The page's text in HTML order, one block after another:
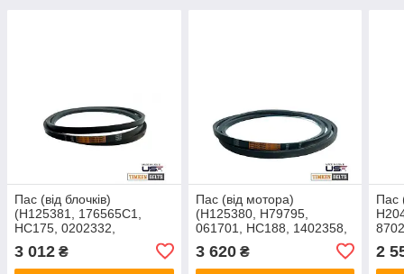
Пас (від блочків)
(H125381, 176565C1,
HC175, 0202332,
3 012 ₴
Пас (від мотора)
(H125380, H79795,
061701, HC188, 1402358,
3 620₴
Пас
2